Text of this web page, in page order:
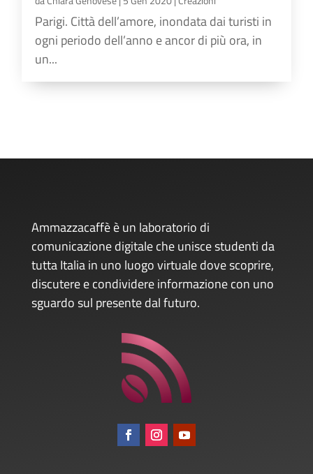
Parigi. Città dell’amore, inondata dai turisti in
ogni periodo dell’anno e ancor di più ora, in
un...
Ammazzacaffè è un laboratorio di
comunicazione digitale che unisce studenti da
tutta Italia in uno luogo virtuale dove scoprire,
discutere e condividere informazione con uno
sguardo sul presente dal futuro.